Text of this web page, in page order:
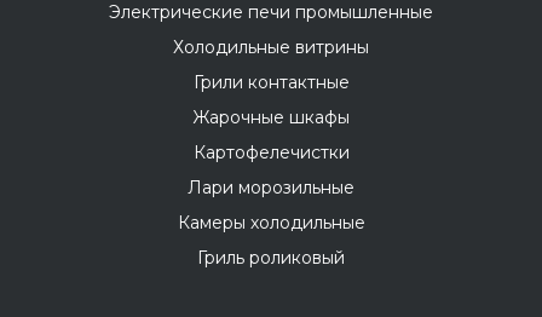
Электрические печи промышленные
Холодильные витрины
Грили контактные
Жарочные шкафы
Картофелечистки
Лари морозильные
Камеры холодильные
Гриль роликовый